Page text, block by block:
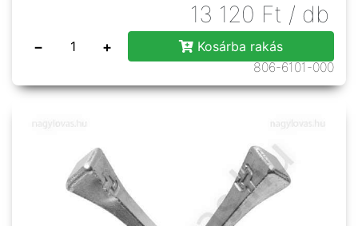
13 120 Ft / db
− +
Kosárba rakás
806-6101-000